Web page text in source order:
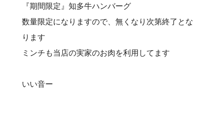
『期間限定』知多牛ハンバーグ
数量限定になりますので、無くなり次第終了とな
ります
ミンチも当店の実家のお肉を利用してます
いい音ー